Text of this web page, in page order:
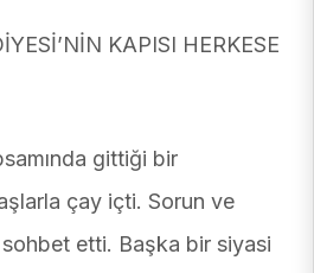
KAPISI HERKESE
gittiği bir
çay içti. Sorun ve
etti. Başka bir siyasi